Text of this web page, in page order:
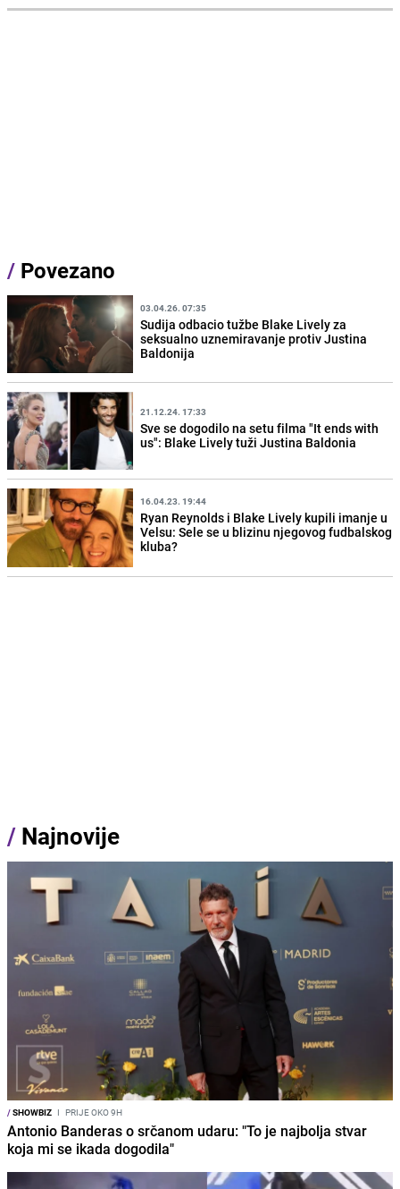
/ Povezano
03.04.26. 07:35
Sudija odbacio tužbe Blake Lively za
seksualno uznemiravanje protiv Justina
Baldonija
21.12.24. 17:33
Sve se dogodilo na setu filma "It ends with
us": Blake Lively tuži Justina Baldonia
16.04.23. 19:44
Ryan Reynolds i Blake Lively kupili imanje u
Velsu: Sele se u blizinu njegovog fudbalskog
kluba?
/ Najnovije
/SHOWBIZ I PRIJE OKO 9H
Antonio Banderas o srčanom udaru: "To je najbolja stvar
koja mi se ikada dogodila"